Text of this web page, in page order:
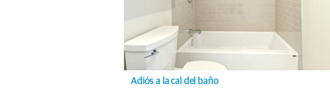
Adiós a la cal del baño